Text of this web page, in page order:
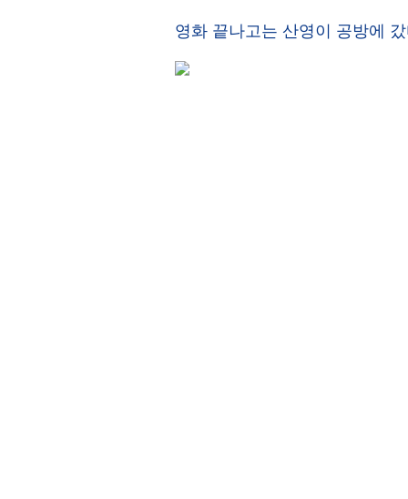
영화 끝나고는 산영이 공방에